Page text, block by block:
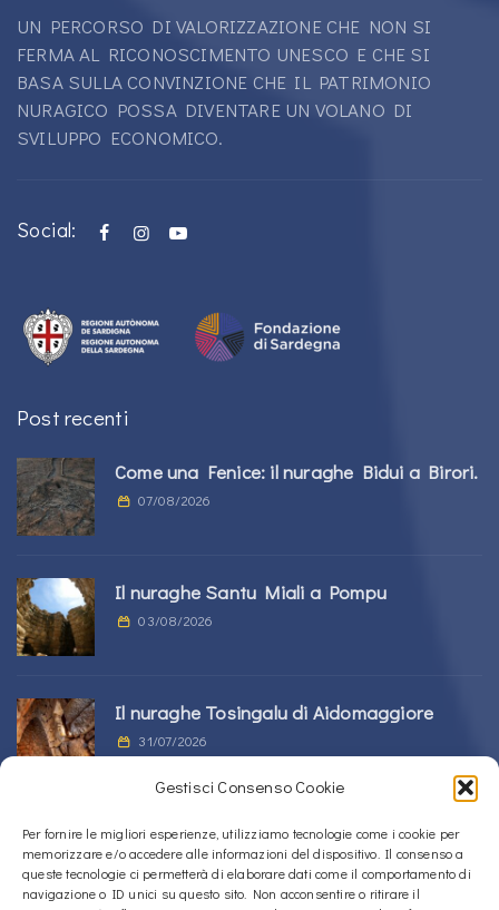
Gestisci Consenso Cookie
Per fornire le migliori esperienze, utilizziamo tecnologie come i cookie per
memorizzare e/o accedere alle informazioni del dispositivo. Il consenso a
queste tecnologie ci permetterà di elaborare dati come il comportamento di
navigazione o ID unici su questo sito. Non acconsentire o ritirare il
UN PERCORSO DI VALORIZZAZIONE CHE NON SI
FERMA AL RICONOSCIMENTO UNESCO E CHE SI
BASA SULLA CONVINZIONE CHE IL PATRIMONIO
NURAGICO POSSA DIVENTARE UN VOLANO DI
SVILUPPO ECONOMICO.
Social:
Post recenti
Come una Fenice: il nuraghe Bidui a Birori.
07/08/2026
Il nuraghe Santu Miali a Pompu
03/08/2026
Il nuraghe Tosingalu di Aidomaggiore
31/07/2026
La tomba di giganti s’Ortali ‘e su Monte a
Tortolì
21/07/2026